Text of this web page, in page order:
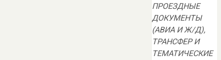
ПРОЕЗДНЫЕ
ДОКУМЕНТЫ
(АВИА И Ж/Д),
ТРАНСФЕР И
ТЕМАТИЧЕСКИЕ